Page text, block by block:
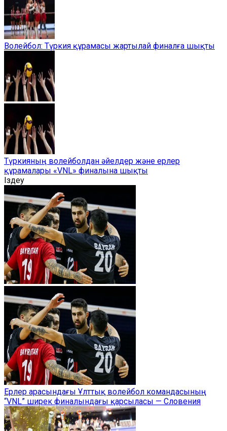
Волейбол: Түркия құрамасы жартылай финалға шықты
Түркияның волейболдан әйелдер және ерлер
құрамалары «VNL» финалына шықты
Іздеу
Ерлер арасындағы Ұлттық волейбол командасының
“VNL” ширек финалындағы қарсыласы — Словения